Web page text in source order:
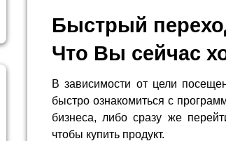
Быстрый
Что Вы сейчас
В зависимости от цели
быстро ознакомиться с
бизнеса, либо сразу же
чтобы купить продукт.